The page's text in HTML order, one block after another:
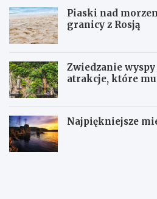
Piaski nad
granicy z Rosją
Zwiedzanie
atrakcje, które
Najpiękniejsze
K
P